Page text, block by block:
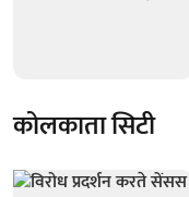
कोलकाता सिटी